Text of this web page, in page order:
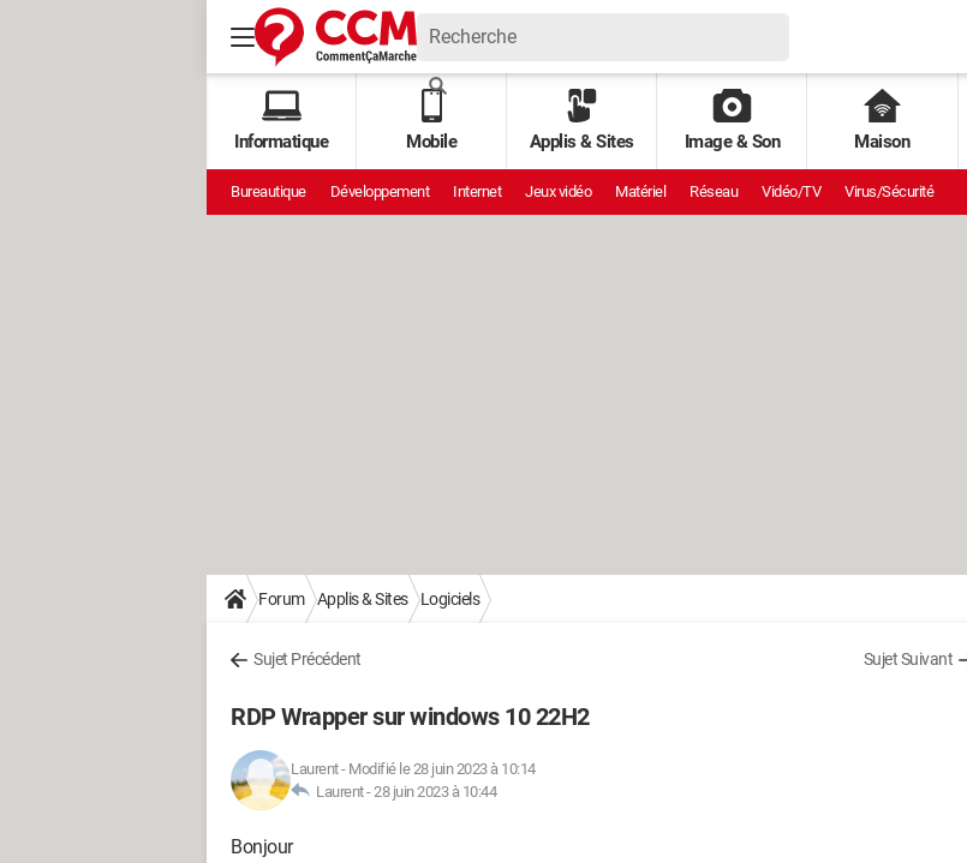
Informatique Mobile Applis & Sites Image & Son Maison
Bureautique Développement Internet Jeux vidéo Matériel Réseau Vidéo/TV Virus/Sécurité
Forum Applis & Sites Logiciels
Sujet Précédent Sujet Suivant
RDP Wrapper sur windows 10 22H2
Laurent- Modifié le 28 juin 2023 à 10:14
Laurent -28 juin 2023 à 10:44
Bonjour